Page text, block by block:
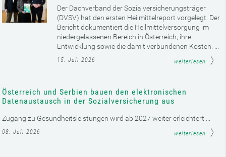
Der Dachverband der Sozialversicherungsträger
(DVSV) hat den ersten Heilmittelreport vorgelegt. Der
Bericht dokumentiert die Heilmittelversorgung im
niedergelassenen Bereich in Österreich, ihre
Entwicklung sowie die damit verbundenen Kosten. ...
15. Juli 2026 weiterlesen
Österreich und Serbien bauen den elektronischen
Datenaustausch in der Sozialversicherung aus
Zugang zu Gesundheitsleistungen wird ab 2027 weiter erleichtert ...
08. Juli 2026 weiterlesen